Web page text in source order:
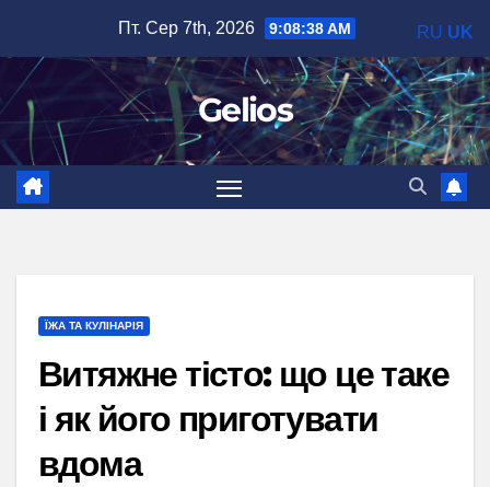
вмісту
Пт. Сер 7th, 2026 9:08:39 AM
Gelios
ЇЖА ТА КУЛІНАРІЯ
Витяжне тісто: що це таке
і як його приготувати
вдома
RU UK